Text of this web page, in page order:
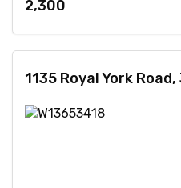
2,300
1135 Royal York